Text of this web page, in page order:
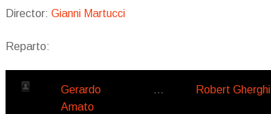
Director:Gianni Martucci
Reparto:
Gerardo
Amato
… Robert Gherghi